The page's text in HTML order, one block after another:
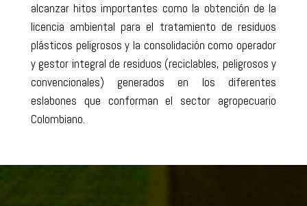
alcanzar hitos importantes como la obtención de la
licencia ambiental para el tratamiento de residuos
plásticos peligrosos y la consolidación como operador
y gestor integral de residuos (reciclables, peligrosos y
convencionales) generados en los diferentes
eslabones que conforman el sector agropecuario
Colombiano.